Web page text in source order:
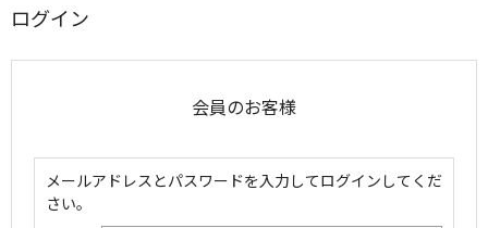
ログイン
会員のお客様
メールアドレスとパスワードを入力してログインしてくだ
さい。